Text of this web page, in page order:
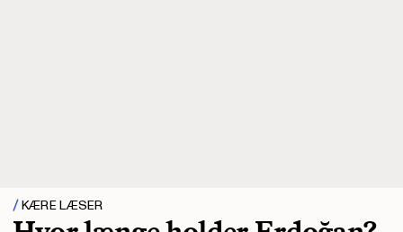
KÆRE LÆSER